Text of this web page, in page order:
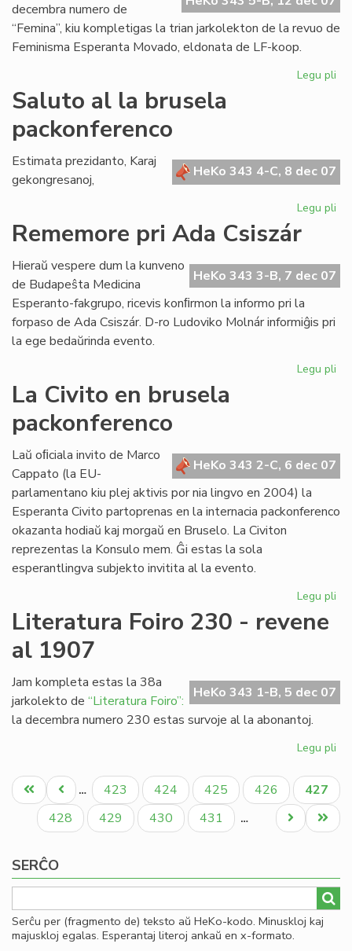
decembra numero de
“Femina”, kiu kompletigas la trian jarkolekton de la revuo de
Feminisma Esperanta Movado, eldonata de LF-koop.
Legu pli
de
Saluto al la brusela
packonferenco
HeKo 343 4-C, 8 dec 07
Estimata prezidanto, Karaj
gekongresanoj,
Legu pli
Rememore pri Ada Csiszár
HeKo 343 3-B, 7 dec 07
Hieraŭ vespere dum la kunveno
de Budapeŝta Medicina
Esperanto-fakgrupo, ricevis konﬁrmon la informo pri la
forpaso de Ada Csiszár. D-ro Ludoviko Molnár informiĝis pri
la ege bedaŭrinda evento.
Legu pli
La Civito en brusela
packonferenco
HeKo 343 2-C, 6 dec 07
Laŭ oﬁciala invito de Marco
Cappato (la EU-
parlamentano kiu plej aktivis por nia lingvo en 2004) la
Esperanta Civito partoprenas en la internacia packonferenco
okazanta hodiaŭ kaj morgaŭ en Bruselo. La Civiton
reprezentas la Konsulo mem. Ĝi estas la sola
esperantlingva subjekto invitita al la evento.
Legu pli
Literatura Foiro 230 - revene
al 1907
HeKo 343 1-B, 5 dec 07
Jam kompleta estas la 38a
jarkolekto de “Literatura Foiro”:
la decembra numero 230 estas survoje al la abonantoj.
Legu pli
-
Pagination
Unua
paĝo
Antaŭa
paĝo
… Paĝo
423 Paĝo
424 Paĝo
425 Paĝo
426
Aktuala
paĝo
427
Paĝo
428 Paĝo
429 Paĝo
430 Paĝo
431 …
Last
page
Next
page
SERĈO
Serĉu per (fragmento de) teksto aŭ HeKo-kodo. Minuskloj kaj
majuskloj egalas. Esperantaj literoj ankaŭ en x-formato.